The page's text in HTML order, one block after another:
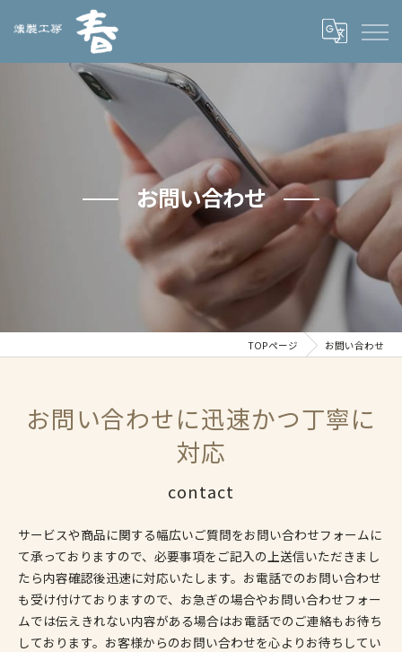
お問い合わせ
TOPページ お問い合わせ
contact
お問い合わせに迅速かつ丁寧に
対応
サービスや商品に関する幅広いご質問をお問い合わせフォームに
て承っておりますので、必要事項をご記入の上送信いただきまし
たら内容確認後迅速に対応いたします。お電話でのお問い合わせ
も受け付けておりますので、お急ぎの場合やお問い合わせフォー
ムでは伝えきれない内容がある場合はお電話でのご連絡もお待ち
しております。お客様からのお問い合わせを心よりお待ちしてい